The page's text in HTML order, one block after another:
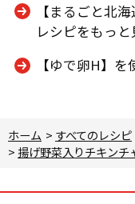
【まるごと北
レシピをもっと
【ゆで卵H】
ホーム > すべてのレシピ
> 揚げ野菜入りチキンチ